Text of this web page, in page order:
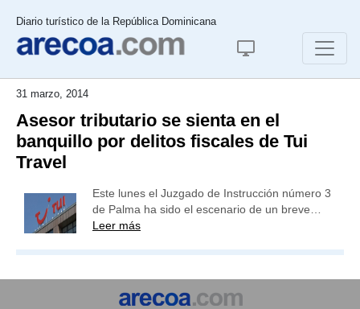
Diario turístico de la República Dominicana
31 marzo, 2014
Asesor tributario se sienta en el
banquillo por delitos fiscales de Tui
Travel
Este lunes el Juzgado de Instrucción número 3
de Palma ha sido el escenario de un breve…
Leer más